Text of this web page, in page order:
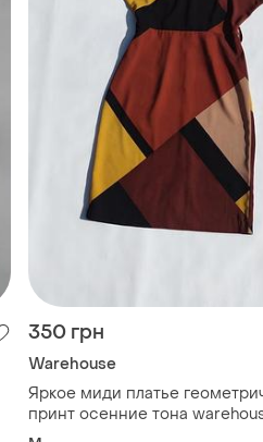
350 грн
Warehouse
Яркое миди платье
принт осенние тона